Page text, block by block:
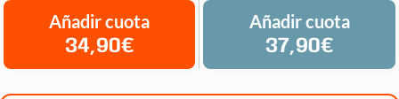
Añadir cuota
34,90€
Añadir cuota
37,90€